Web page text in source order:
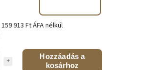
159 913 Ft ÁFA nélkül
Hozzáadás a
kosárhoz